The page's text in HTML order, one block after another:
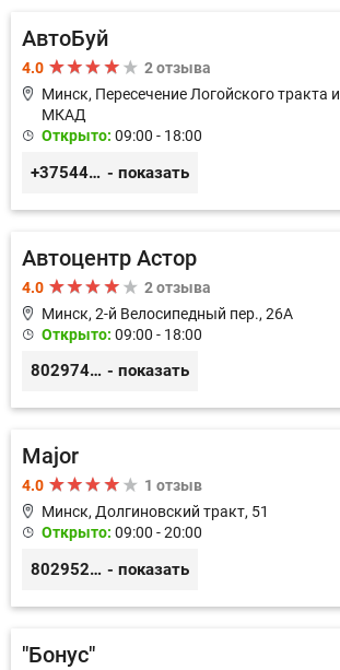
АвтоБуй
4.0
2 отзыва
Минск, Пересечение Логойского тракта и
МКАД
Открыто: 09:00 - 18:00
+375445510000 - показать
Автоцентр Астор
4.0
2 отзыва
Минск, 2-й Велосипедный пер., 26А
Открыто: 09:00 - 18:00
80297417788 - показать
Major
4.0
1 отзыв
Минск, Долгиновский тракт, 51
Открыто: 09:00 - 20:00
80295282676 - показать
"Бонус"